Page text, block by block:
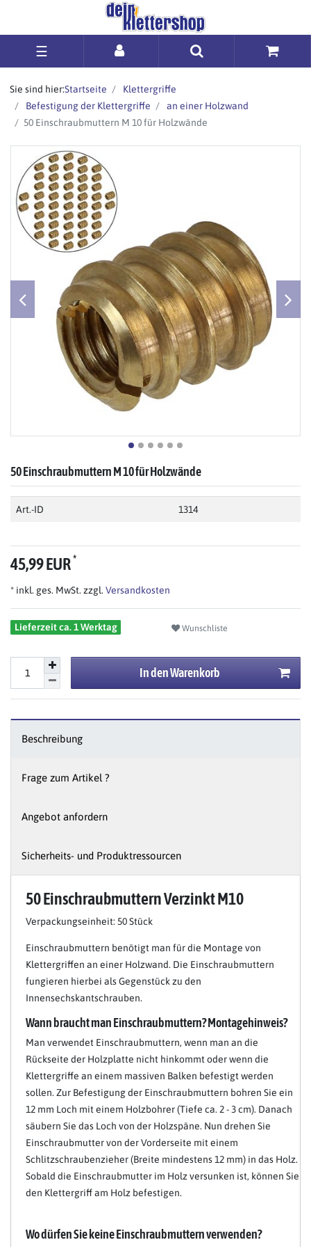
☰
Sie sind hier:Startseite
Klettergriffe
Befestigung der Klettergriffe
an einer Holzwand
50 Einschraubmuttern M 10 für Holzwände
50 Einschraubmuttern M 10 für Holzwände
Art.-ID 1314
45,99 EUR*
* inkl. ges. MwSt. zzgl. Versandkosten
Lieferzeit ca. 1 Werktag Wunschliste
In den Warenkorb
Beschreibung
Frage zum Artikel ?
Angebot anfordern
Sicherheits- und Produktressourcen
50 Einschraubmuttern Verzinkt M10
Verpackungseinheit: 50 Stück
Einschraubmuttern benötigt man für die Montage von
Klettergriffen an einer Holzwand. Die Einschraubmuttern
fungieren hierbei als Gegenstück zu den
Innensechskantschrauben.
Wann braucht man Einschraubmuttern? Montagehinweis?
Man verwendet Einschraubmuttern, wenn man an die
Rückseite der Holzplatte nicht hinkommt oder wenn die
Klettergriffe an einem massiven Balken befestigt werden
sollen. Zur Befestigung der Einschraubmuttern bohren Sie ein
12 mm Loch mit einem Holzbohrer (Tiefe ca. 2 - 3 cm). Danach
säubern Sie das Loch von der Holzspäne. Nun drehen Sie
Einschraubmutter von der Vorderseite mit einem
Schlitzschraubenzieher (Breite mindestens 12 mm) in das Holz.
Sobald die Einschraubmutter im Holz versunken ist, können Sie
den Klettergriff am Holz befestigen.
Wo dürfen Sie keine Einschraubmuttern verwenden?